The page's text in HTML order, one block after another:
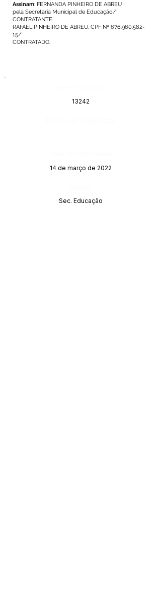
Assinam: FERNANDA PINHEIRO DE ABREU
pela Secretaria Municipal de Educação/
CONTRATANTE
RAFAEL PINHEIRO DE ABREU, CPF Nº 676.960.582-
15/
CONTRATADO.
13242
14 de março de 2022
Sec. Educação